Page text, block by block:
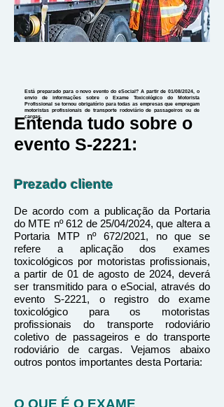
Está preparado para o novo evento do eSocial? A partir de 01/08/2024, o
envio de informações sobre o Exame Toxicológico do Motorista
Profissional se tornou obrigatório para todas as empresas que empregam
motoristas profissionais de transporte rodoviário de passageiros ou de
cargas.
Entenda tudo sobre o
evento S-2221:
Prezado cliente
De acordo com a publicação da Portaria
do MTE nº 612 de 25/04/2024, que altera a
Portaria MTP nº 672/2021, no que se
refere a aplicação dos exames
toxicológicos por motoristas profissionais,
a partir de 01 de agosto de 2024, deverá
ser transmitido para o eSocial, através do
evento S-2221, o registro do exame
toxicológico para os motoristas
profissionais do transporte rodoviário
coletivo de passageiros e do transporte
rodoviário de cargas. Vejamos abaixo
outros pontos importantes desta Portaria:
O QUE É O EXAME